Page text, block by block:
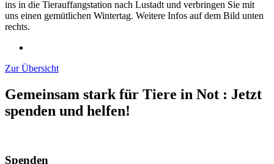
ins in die Tierauffangstation nach Lustadt und verbringen Sie mit
uns einen gemütlichen Wintertag. Weitere Infos auf dem Bild unten
rechts.
Zur Übersicht
Gemeinsam stark für Tiere in Not : Jetzt
spenden und helfen!
Spenden